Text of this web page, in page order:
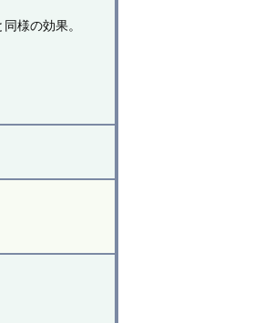
様の効果。